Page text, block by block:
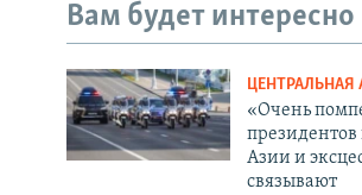
Вам будет интересно
ЦЕНТРАЛЬНАЯ
«Очень
Азии и
связывают